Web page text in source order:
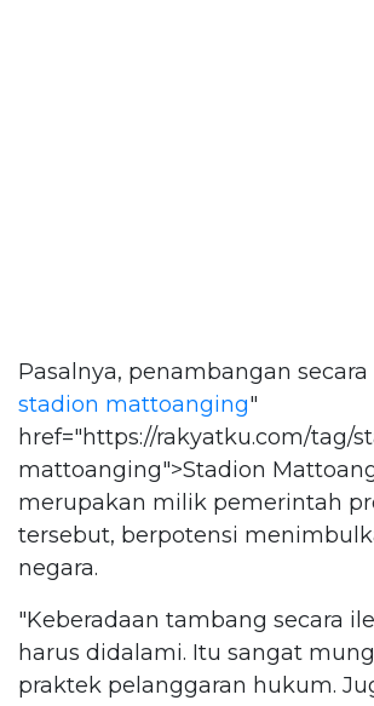
Pasalnya, penambangan
stadion mattoanging"
href="https://rakyatku.com/tag/
mattoanging">Stadion
merupakan milik pemerintah
tersebut, berpotensi
negara.
"Keberadaan tambang secara
harus didalami. Itu sangat
praktek pelanggaran hukum.